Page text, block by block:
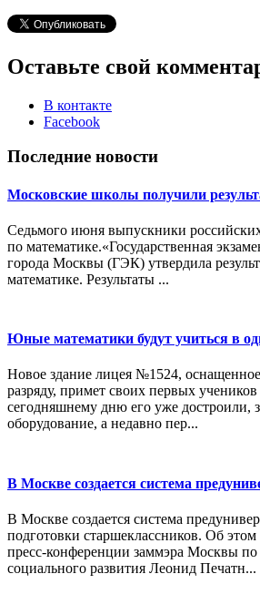
Оставьте свой
В контакте
Facebook
Последние новости
Московские школы получили
Седьмого июня выпускники
по математике.«Государственная
города Москвы (ГЭК) утвердила
математике. Результаты ...
Юные математики будут учиться в
Новое здание лицея №1524,
разряду, примет своих первых
сегодняшнему дню его уже достроили,
оборудование, а недавно пер...
В Москве создается система
В Москве создается система
подготовки старшеклассников. Об
пресс-конференции заммэра Москвы по
социального развития Леонид Печатн...